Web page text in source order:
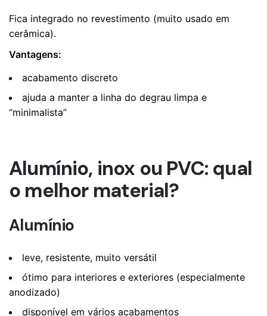
Fica integrado no revestimento (muito usado em
cerâmica).
Vantagens:
acabamento discreto
ajuda a manter a linha do degrau limpa e
“minimalista”
Alumínio, inox ou PVC: qual
o melhor material?
Alumínio
leve, resistente, muito versátil
ótimo para interiores e exteriores (especialmente
anodizado)
disponível em vários acabamentos